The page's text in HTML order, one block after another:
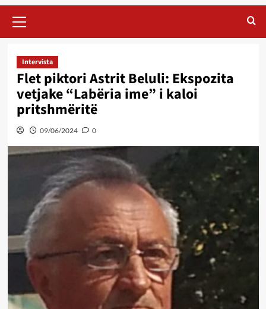
Menu
Intervista
Flet piktori Astrit Beluli: Ekspozita
vetjake “Labëria ime” i kaloi
pritshmëritë
09/06/2024 0